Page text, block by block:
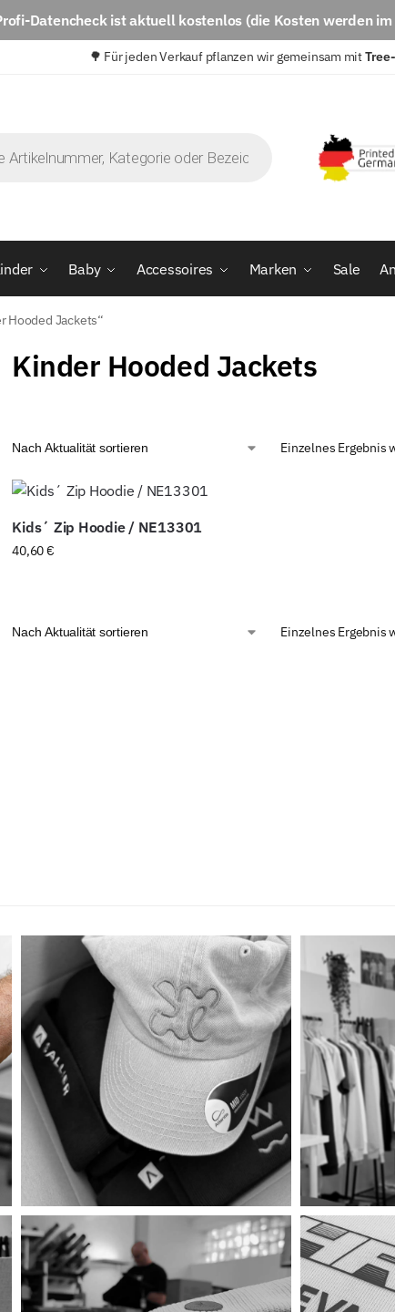
Datencheckist aktuell kostenlos (die Kosten werden
🌳 Für jeden Verkauf pflanzen wir gemeinsam mit
Baby Accessoires Marken Sale
Hooded Jackets“
Kinder Hooded Jackets
Einzelnes Ergebnis
Kids´ Zip Hoodie / NE13301
40,60€
Einzelnes Ergebnis